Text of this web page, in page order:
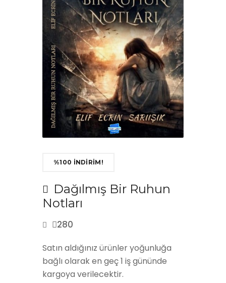
%100 İNDİRİM!
Dağılmış Bir Ruhun
Notları
280
Satın aldığınız ürünler yoğunluğa
bağlı olarak en geç 1 iş gününde
kargoya verilecektir.